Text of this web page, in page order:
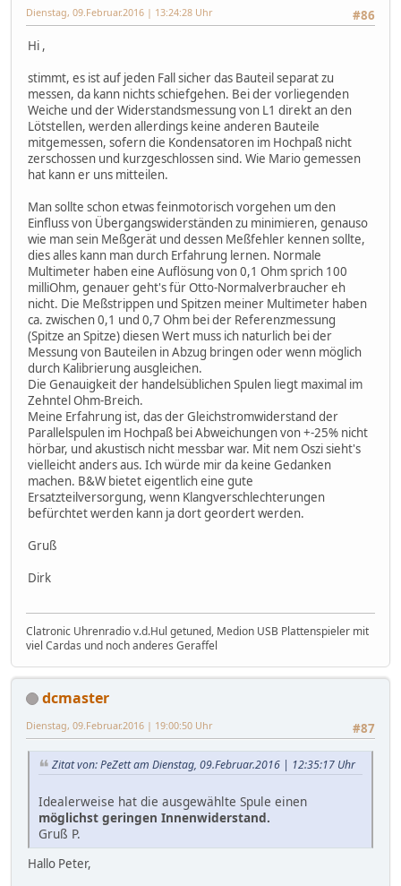
#86
Dienstag, 09.Februar.2016 | 13:24:28 Uhr
Hi ,
stimmt, es ist auf jeden Fall sicher das Bauteil separat zu
messen, da kann nichts schiefgehen. Bei der vorliegenden
Weiche und der Widerstandsmessung von L1 direkt an den
Lötstellen, werden allerdings keine anderen Bauteile
mitgemessen, sofern die Kondensatoren im Hochpaß nicht
zerschossen und kurzgeschlossen sind. Wie Mario gemessen
hat kann er uns mitteilen.
Man sollte schon etwas feinmotorisch vorgehen um den
Einfluss von Übergangswiderständen zu minimieren, genauso
wie man sein Meßgerät und dessen Meßfehler kennen sollte,
dies alles kann man durch Erfahrung lernen. Normale
Multimeter haben eine Auflösung von 0,1 Ohm sprich 100
milliOhm, genauer geht's für Otto-Normalverbraucher eh
nicht. Die Meßstrippen und Spitzen meiner Multimeter haben
ca. zwischen 0,1 und 0,7 Ohm bei der Referenzmessung
(Spitze an Spitze) diesen Wert muss ich naturlich bei der
Messung von Bauteilen in Abzug bringen oder wenn möglich
durch Kalibrierung ausgleichen.
Die Genauigkeit der handelsüblichen Spulen liegt maximal im
Zehntel Ohm-Breich.
Meine Erfahrung ist, das der Gleichstromwiderstand der
Parallelspulen im Hochpaß bei Abweichungen von +-25% nicht
hörbar, und akustisch nicht messbar war. Mit nem Oszi sieht's
vielleicht anders aus. Ich würde mir da keine Gedanken
machen. B&W bietet eigentlich eine gute
Ersatzteilversorgung, wenn Klangverschlechterungen
befürchtet werden kann ja dort geordert werden.
Gruß
Dirk
Clatronic Uhrenradio v.d.Hul getuned, Medion USB Plattenspieler mit
viel Cardas und noch anderes Geraffel
dcmaster
#87
Dienstag, 09.Februar.2016 | 19:00:50 Uhr
Zitat von: PeZett am Dienstag, 09.Februar.2016 | 12:35:17 Uhr
Idealerweise hat die ausgewählte Spule einen
möglichst geringen Innenwiderstand.
Gruß P.
Hallo Peter,